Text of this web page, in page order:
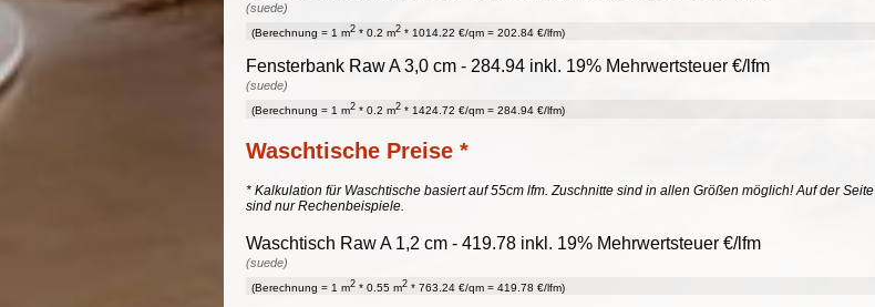
(suede)
(Berechnung = 1 m2 * 0.2 m2 * 1014.22 €/qm = 202.84 €/lfm)
Fensterbank Raw A 3,0 cm - 284.94 inkl. 19% Mehrwertsteuer €/lfm
(suede)
(Berechnung = 1 m2 * 0.2 m2 * 1424.72 €/qm = 284.94 €/lfm)
Waschtische Preise *
* Kalkulation für Waschtische basiert auf 55cm lfm. Zuschnitte sind in allen Größen möglich! Auf der Seite
sind nur Rechenbeispiele.
Waschtisch Raw A 1,2 cm - 419.78 inkl. 19% Mehrwertsteuer €/lfm
(suede)
(Berechnung = 1 m2 * 0.55 m2 * 763.24 €/qm = 419.78 €/lfm)